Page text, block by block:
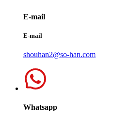
E-mail
E-mail
shouhan2@so-han.com
Whatsapp